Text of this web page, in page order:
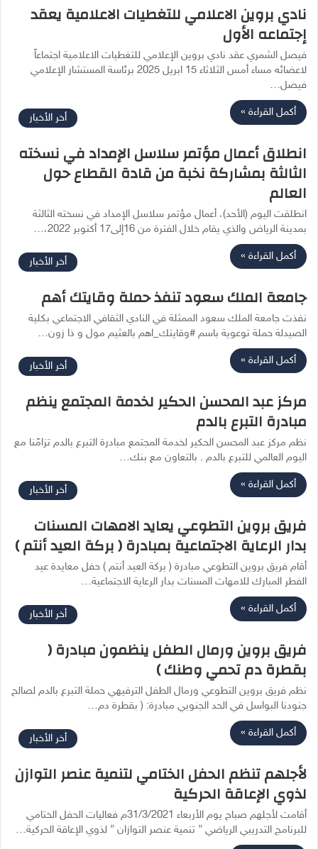
نادي بروين الاعلامي للتغطيات الاعلامية يعقد
إجتماعه الأول
فيصل الشمري عقد نادي بروين الإعلامي للتغطيات الاعلامية اجتماعاً
لاعضائه مساء أمس الثلاثاء 15 ابريل 2025 برئاسة المستشار الإعلامي
فيصل…
أكمل القراءة » أخر الأخبار
انطلاق أعمال مؤتمر سلاسل الإمداد في نسخته
الثالثة بمشاركة نخبة من قادة القطاع حول
العالم
انطلقت اليوم (الأحد)، أعمال مؤتمر سلاسل الإمداد في نسخته الثالثة
بمدينة الرياض والذي يقام خلال الفترة من 16إلى17 أكتوبر 2022،…
أكمل القراءة » أخر الأخبار
جامعة الملك سعود تنفذ حملة وقايتك أهم
نفذت جامعة الملك سعود الممثلة في النادي الثقافي الاجتماعي بكلية
الصيدلة حملة توعوية باسم #وقايتك_اهم بالعثيم مول و ذا زون…
أكمل القراءة » أخر الأخبار
مركز عبد المحسن الحكير لخدمة المجتمع ينظم
مبادرة التبرع بالدم
نظم مركز عبد المحسن الحكير لخدمة المجتمع مبادرة التبرع بالدم تزامًنا مع
اليوم العالمي للتبرع بالدم . بالتعاون مع بنك…
أكمل القراءة » أخر الأخبار
فريق بروين التطوعي يعايد الامهات المسنات
بدار الرعاية الاجتماعية بمبادرة ( بركة العيد أنتم )
أقام فريق بروين التطوعي مبادرة ( بركة العيد أنتم ) حفل معايدة عيد
الفطر المبارك للامهات المسنات بدار الرعاية الاجتماعية…
أكمل القراءة » أخر الأخبار
فريق بروين ورمال الطفل ينظمون مبادرة (
بقطرة دم تحمي وطنك )
نظم فريق بروين التطوعي ورمال الطفل الترفيهي حملة التبرع بالدم لصالح
جنودنا البواسل في الحد الجنوبي مبادرة: ( بقطرة دم…
أكمل القراءة » أخر الأخبار
لأجلهم تنظم الحفل الختامي لتنمية عنصر التوازن
لذوي الإعاقة الحركية
أقامت لأجلهم صباح يوم الأربعاء 31/3/2021م فعاليات الحفل الختامي
للبرنامج التدريبي الرياضي ” تنمية عنصر التوازان ” لذوي الإعاقة الحركية…